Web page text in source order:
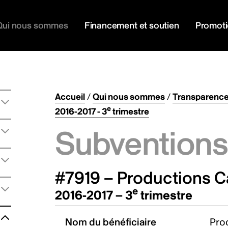
nous sommes Financement et soutien
Accueil/Qui nous sommes/
2016-2017 - 3etrimestre
#7919 – Productions
2016-2017 – 3e trimestre
Nom du bénéficiaire